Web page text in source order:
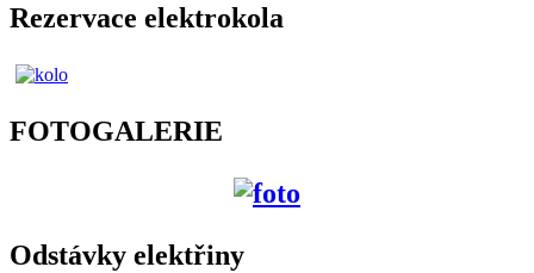
Rezervace elektrokola
FOTOGALERIE
Odstávky elektřiny